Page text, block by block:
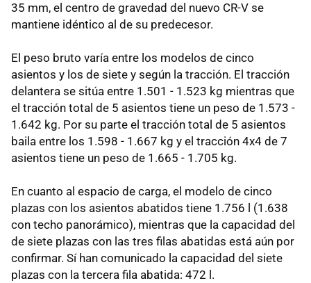
35 mm, el centro de gravedad del nuevo CR-V se
mantiene idéntico al de su predecesor.
El peso bruto varía entre los modelos de cinco
asientos y los de siete y según la tracción. El tracción
delantera se sitúa entre 1.501 - 1.523 kg mientras que
el tracción total de 5 asientos tiene un peso de 1.573 -
1.642 kg. Por su parte el tracción total de 5 asientos
baila entre los 1.598 - 1.667 kg y el tracción 4x4 de 7
asientos tiene un peso de 1.665 - 1.705 kg.
En cuanto al espacio de carga, el modelo de cinco
plazas con los asientos abatidos tiene 1.756 l (1.638
con techo panorámico), mientras que la capacidad del
de siete plazas con las tres filas abatidas está aún por
confirmar. Sí han comunicado la capacidad del siete
plazas con la tercera fila abatida: 472 l.